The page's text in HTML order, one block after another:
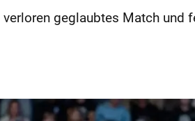
geglaubtes Match und